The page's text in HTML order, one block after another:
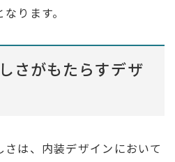
ります。
さがもたらすデザ
は、内装デザインにおいて